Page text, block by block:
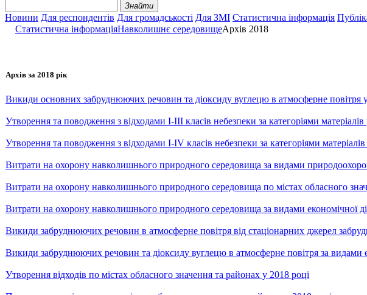
Знайти
Новини Для респондентів Для громадськості Для ЗМІ Статистична інформація
Статистична інформаціяНавколишнє середовищеАрхів 2018
Архів за 2018 рік
Викиди основних забруднюючих речовин та діоксиду вуглецю в атмосферне повітря
Утворення та поводження з відходами І-ІІІ класів небезпеки за категоріями
Утворення та поводження з відходами І-ІV класів небезпеки за категоріями
Витрати на охорону навколишнього природного середовища за видами
Витрати на охорону навколишнього природного середовища по містах обласного
Витрати на охорону навколишнього природного середовища за видами економічної
Викиди забруднюючих речовин в атмосферне повітря від стаціонарних джерел
Викиди забруднюючих речовин та діоксиду вуглецю в атмосферне повітря за видами
Утворення відходів по містах обласного значення та районах у 2018 році